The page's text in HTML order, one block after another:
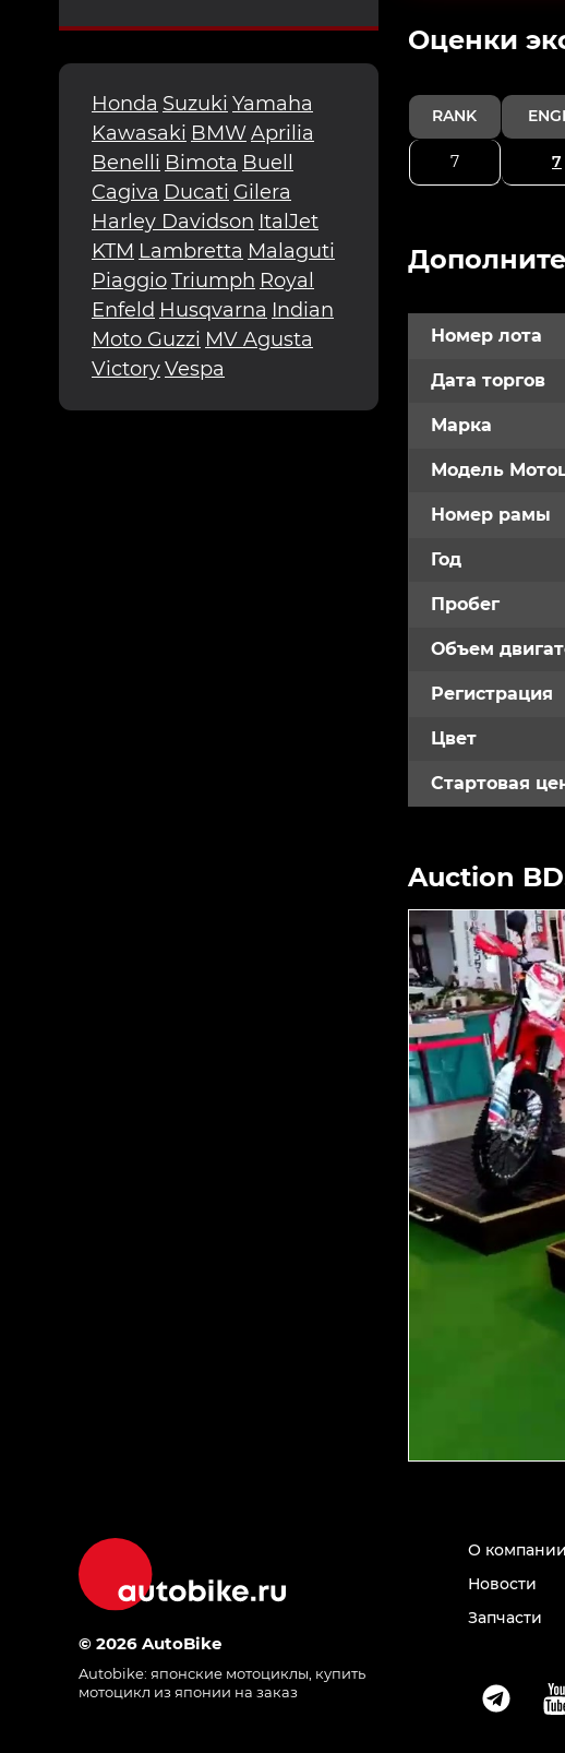
Honda Suzuki Yamaha
Kawasaki BMWAprilia
Benelli Bimota Buell
Cagiva Ducati Gilera
Harley Davidson ItalJet
KTM Lambretta Malaguti
PiaggioTriumph Royal
Enfeld Husqvarna Indian
Moto Guzzi MV Agusta
VictoryVespa
Oценки
RANK
7 7
Номер лота
Дата торгов
Марка
Модель
Номер рамы
Год
Пробег
Объем
Регистрация
Цвет
Стартовая
Auction
© 2026 AutoBike
Autobike: японские мотоциклы, купить
мотоцикл из японии на заказ
О компании
Новости
Запчасти